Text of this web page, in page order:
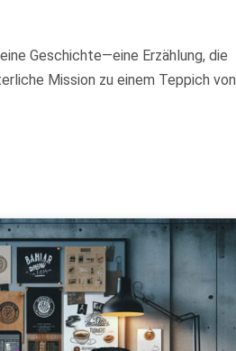
Geschichte—eine Erzählung, die
Mission zu einem Teppich von